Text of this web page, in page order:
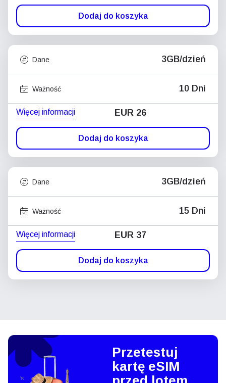
Dodaj do koszyka
Dane 3GB/dzień
Ważność 10 Dni
Więcej informacji EUR 26
Dodaj do koszyka
Dane 3GB/dzień
Ważność 15 Dni
Więcej informacji EUR 37
Dodaj do koszyka
Przetestuj
kartę eSIM